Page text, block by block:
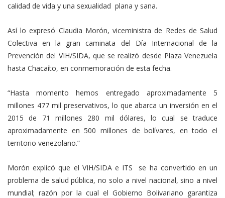
calidad de vida y una sexualidad plana y sana.
Así lo expresó Claudia Morón, viceministra de Redes de Salud
Colectiva en la gran caminata del Día Internacional de la
Prevención del VIH/SIDA, que se realizó desde Plaza Venezuela
hasta Chacaíto, en conmemoración de esta fecha.
“Hasta momento hemos entregado aproximadamente 5
millones 477 mil preservativos, lo que abarca un inversión en el
2015 de 71 millones 280 mil dólares, lo cual se traduce
aproximadamente en 500 millones de bolívares, en todo el
territorio venezolano.”
Morón explicó que el VIH/SIDA e ITS se ha convertido en un
problema de salud pública, no solo a nivel nacional, sino a nivel
mundial; razón por la cual el Gobierno Bolivariano garantiza